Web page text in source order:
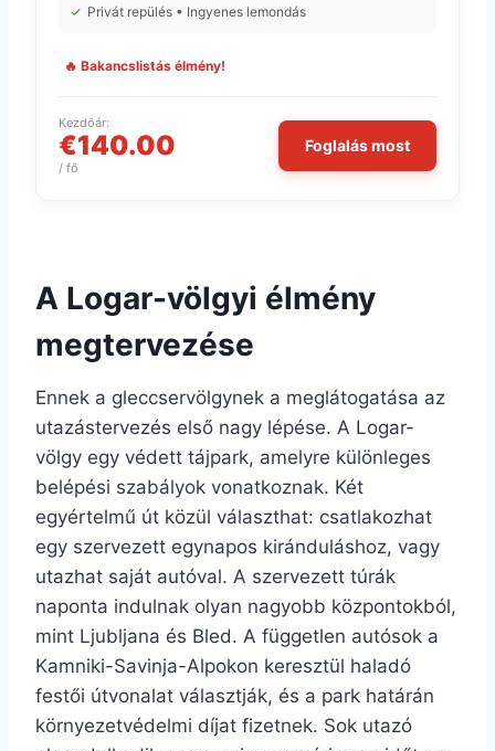
✓ Privát repülés • Ingyenes lemondás
🔥 Bakancslistás élmény!
Kezdőár:
€140.00
/ fő
Foglalás most
A Logar-völgyi élmény
megtervezése
Ennek a gleccservölgynek a meglátogatása az
utazástervezés első nagy lépése. A Logar-
völgy egy védett tájpark, amelyre különleges
belépési szabályok vonatkoznak. Két
egyértelmű út közül választhat: csatlakozhat
egy szervezett egynapos kiránduláshoz, vagy
utazhat saját autóval. A szervezett túrák
naponta indulnak olyan nagyobb központokból,
mint Ljubljana és Bled. A független autósok a
Kamniki-Savinja-Alpokon keresztül haladó
festői útvonalat választják, és a park határán
környezetvédelmi díjat fizetnek. Sok utazó